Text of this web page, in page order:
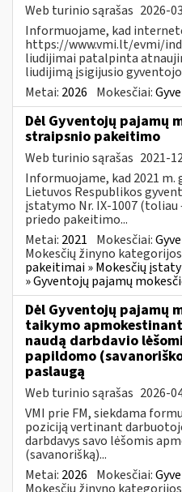
Web turinio sąrašas 2026-
Informuojame, kad
https://www.vmi.lt/evmi/
liudijimai patalpinta
liudijimą įsigijusio
Metai: 2026 Mokesčiai:
Dėl Gyventojų pajamų
straipsnio pakeitimo
Web turinio sąrašas 2021-
Informuojame, kad 2021 m.
Lietuvos Respublikos
įstatymo Nr. IX-1007 (toliau
priedo pakeitimo...
Metai: 2021 Mokesčiai:
Mokesčių žinyno
pakeitimai » Mokesčių
» Gyventojų pajamų
Dėl Gyventojų pajamų
taikymo
naudą darbdavio
papildomo
paslaugą
Web turinio sąrašas 2026-
VMI prie FM, siekdama
poziciją vertinant
darbdavys savo lėšomis
(savanorišką)...
Metai: 2026 Mokesčiai:
Mokesčių žinyno